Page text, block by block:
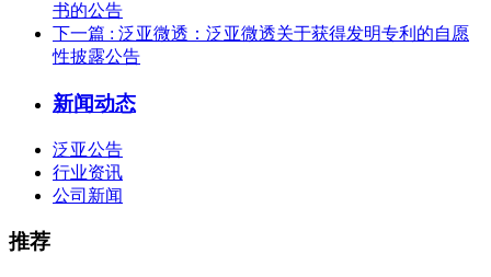
书的公告
下一篇 : 泛亚微透：泛亚微透关于获得发明专利的自愿
性披露公告
新闻动态
泛亚公告
行业资讯
公司新闻
推荐